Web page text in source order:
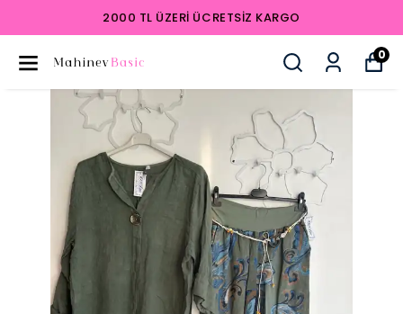
2000 TL ÜZERI ÜCRETSIZ KARGO
0